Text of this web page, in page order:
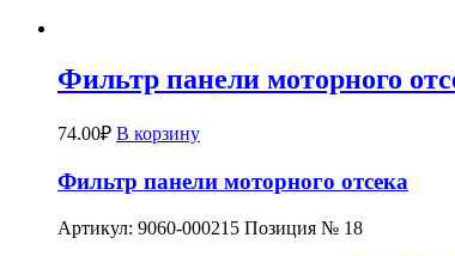
Фильтр панели моторного
74.00₽ В корзину
Фильтр панели моторного отсека
Артикул: 9060-000215 Позиция № 18